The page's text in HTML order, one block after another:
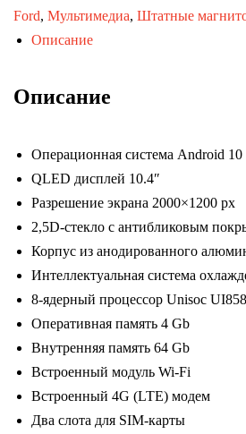
Honda
Civic
11
Incar
TMX2-
3703-
4)
Android
10/2000*1200,
BT,
wi-
fi,
4G
LTE,
DSP,
Ford, Мультимедиа, Штатные
Описание
Описание
Операционная система Android 10
QLED дисплей 10.4″
Разрешение экрана 2000×1200 px
2,5D-стекло с антибликовым
Корпус из анодированного
Интеллектуальная система
8-ядерный процессор Unisoc
Оперативная память 4 Gb
Внутренняя память 64 Gb
Встроенный модуль Wi-Fi
Встроенный 4G (LTE) модем
Два слота для SIM-карты